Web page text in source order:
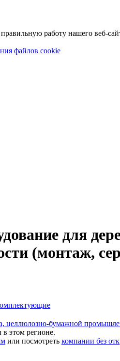
работу нашего веб-
файлов cookie
для
(монтаж,
целлюлозно-бумажной
этом регионе.
или посмотреть компании без